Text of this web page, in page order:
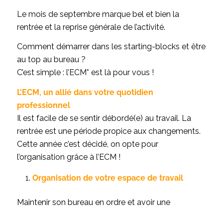
Le mois de septembre marque bel et bien la
rentrée et la reprise générale de l’activité.
Comment démarrer dans les starting-blocks et être
au top au bureau ?
C’est simple : l’ECM* est là pour vous !
L’ECM, un allié dans votre quotidien
professionnel
Il est facile de se sentir débordé(e) au travail. La
rentrée est une période propice aux changements.
Cette année c’est décidé, on opte pour
l’organisation grâce à l’ECM !
Organisation de votre espace de travail
Maintenir son bureau en ordre et avoir une